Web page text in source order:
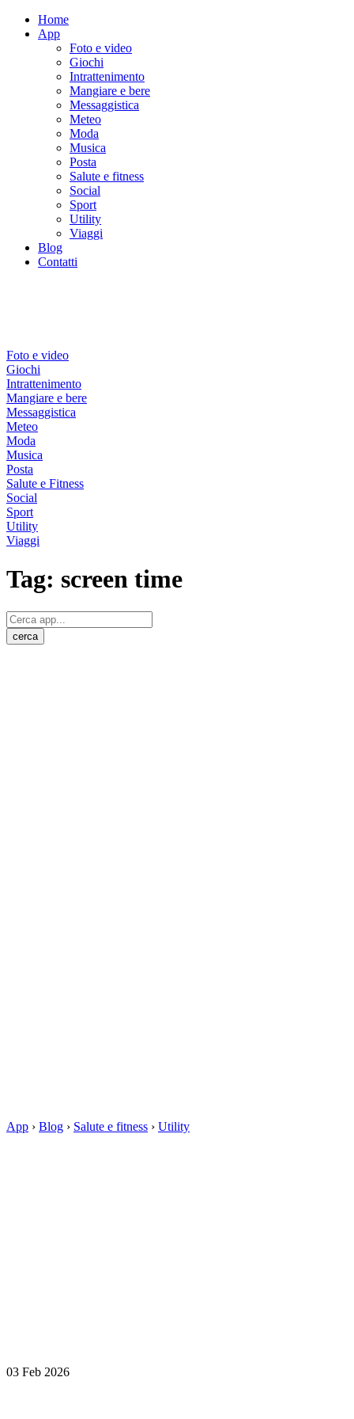
Home
App
Foto e video
Giochi
Intrattenimento
Mangiare e bere
Messaggistica
Meteo
Moda
Musica
Posta
Salute e fitness
Social
Sport
Utility
Viaggi
Blog
Contatti
Foto e video
Giochi
Intrattenimento
Mangiare e bere
Messaggistica
Meteo
Moda
Musica
Posta
Salute e Fitness
Social
Sport
Utility
Viaggi
Tag: screen time
App › Blog › Salute e fitness › Utility
03 Feb 2026